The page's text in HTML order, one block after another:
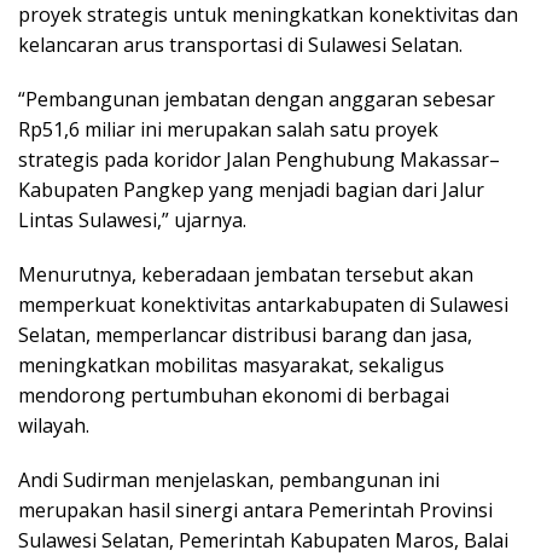
proyek strategis untuk meningkatkan konektivitas dan
kelancaran arus transportasi di Sulawesi Selatan.
“Pembangunan jembatan dengan anggaran sebesar
Rp51,6 miliar ini merupakan salah satu proyek
strategis pada koridor Jalan Penghubung Makassar–
Kabupaten Pangkep yang menjadi bagian dari Jalur
Lintas Sulawesi,” ujarnya.
Menurutnya, keberadaan jembatan tersebut akan
memperkuat konektivitas antarkabupaten di Sulawesi
Selatan, memperlancar distribusi barang dan jasa,
meningkatkan mobilitas masyarakat, sekaligus
mendorong pertumbuhan ekonomi di berbagai
wilayah.
Andi Sudirman menjelaskan, pembangunan ini
merupakan hasil sinergi antara Pemerintah Provinsi
Sulawesi Selatan, Pemerintah Kabupaten Maros, Balai